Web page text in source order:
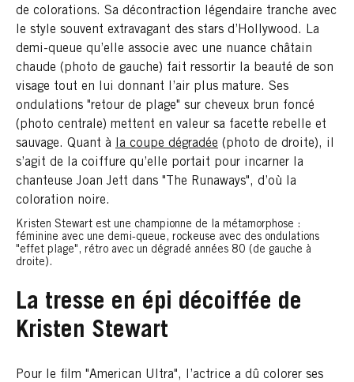
de colorations. Sa décontraction légendaire tranche avec
le style souvent extravagant des stars d’Hollywood. La
demi-queue qu’elle associe avec une nuance châtain
chaude (photo de gauche) fait ressortir la beauté de son
visage tout en lui donnant l’air plus mature. Ses
ondulations "retour de plage" sur cheveux brun foncé
(photo centrale) mettent en valeur sa facette rebelle et
sauvage. Quant à
la coupe dégradée (photo de droite), il
s’agit de la coiffure qu’elle portait pour incarner la
chanteuse Joan Jett dans "The Runaways", d’où la
coloration noire.
Kristen Stewart est une championne de la métamorphose :
féminine avec une demi-queue, rockeuse avec des ondulations
"effet plage", rétro avec un dégradé années 80 (de gauche à
droite).
La tresse en épi décoiffée de
Kristen Stewart
Pour le film "American Ultra", l’actrice a dû colorer ses